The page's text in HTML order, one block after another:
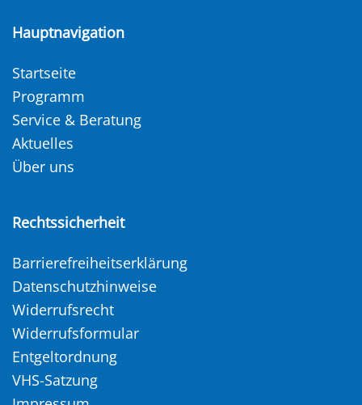
Hauptnavigation
Startseite
Programm
Service & Beratung
Aktuelles
Über uns
Rechtssicherheit
Barrierefreiheitserklärung
Datenschutzhinweise
Widerrufsrecht
Widerrufsformular
Entgeltordnung
VHS-Satzung